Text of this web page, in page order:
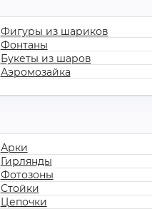
Фигуры из шариков
Фонтаны
Букеты из шаров
Аэромозайка
Арки
Гирлянды
Фотозоны
Стойки
Цепочки